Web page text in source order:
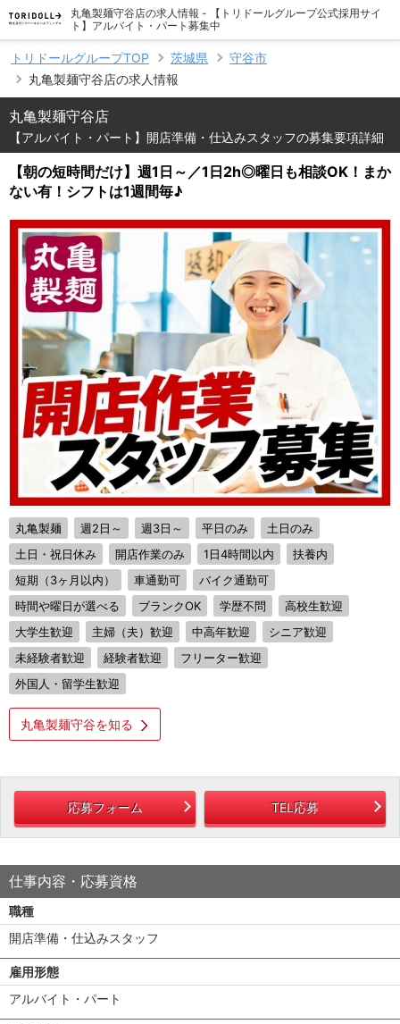
丸亀製麺守谷店の求人情報 - 【トリドールグループ公式採用サイ
ト】アルバイト・パート募集中
トリドールグループTOP 茨城県
守谷市
丸亀製麺守谷店の求人情報
丸亀製麺守谷店
【アルバイト・パート】開店準備・仕込みスタッフの募集要項詳細
【朝の短時間だけ】週1日～／1日2h◎曜日も相談OK！まか
ない有！シフトは1週間毎♪
丸亀製麺 週2日～ 週3日～ 平日のみ
土日のみ
土日・祝日休み
開店作業のみ 1日4時間以内
扶養内
短期（3ヶ月以内）
車通勤可
バイク通勤可
時間や曜日が選べる
ブランクOK 学歴不問
高校生歓迎
大学生歓迎
主婦（夫）歓迎 中高年歓迎
シニア歓迎
未経験者歓迎
経験者歓迎
フリーター歓迎
外国人・留学生歓迎
丸亀製麺守谷を知る
応募フォーム TEL応募
仕事内容・応募資格
職種
開店準備・仕込みスタッフ
雇用形態
アルバイト・パート